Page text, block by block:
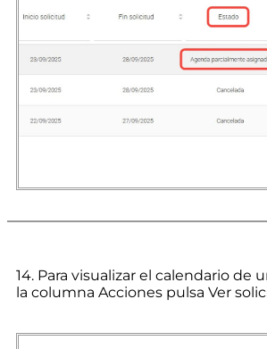
14. Para visualizar el calendario de
la columna Acciones pulsa Ver